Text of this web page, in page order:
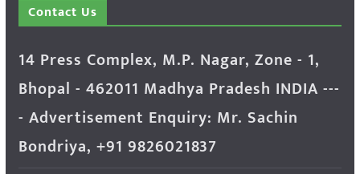
Contact Us
14 Press Complex, M.P. Nagar, Zone - 1,
Bhopal - 462011 Madhya Pradesh INDIA ---
- Advertisement Enquiry: Mr. Sachin
Bondriya, +91 9826021837